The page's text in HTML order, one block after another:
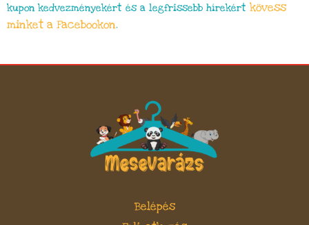
kupon kedvezményekért és a legfrissebb hírekért kövess
minket a Facebookon.
Belépés